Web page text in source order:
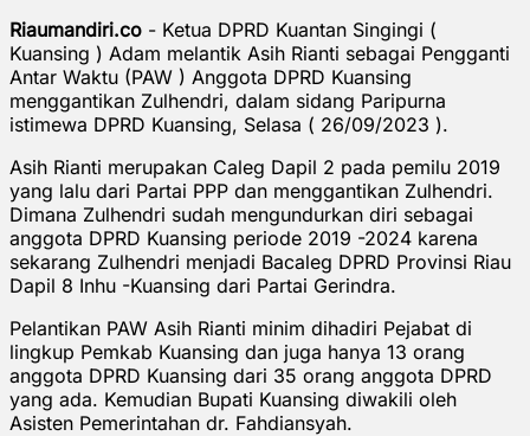
Riaumandiri.co - Ketua DPRD Kuantan Singingi (
Kuansing ) Adam melantik Asih Rianti sebagai Pengganti
Antar Waktu (PAW ) Anggota DPRD Kuansing
menggantikan Zulhendri, dalam sidang Paripurna
istimewa DPRD Kuansing, Selasa ( 26/09/2023 ).
Asih Rianti merupakan Caleg Dapil 2 pada pemilu 2019
yang lalu dari Partai PPP dan menggantikan Zulhendri.
Dimana Zulhendri sudah mengundurkan diri sebagai
anggota DPRD Kuansing periode 2019 -2024 karena
sekarang Zulhendri menjadi Bacaleg DPRD Provinsi Riau
Dapil 8 Inhu -Kuansing dari Partai Gerindra.
Pelantikan PAW Asih Rianti minim dihadiri Pejabat di
lingkup Pemkab Kuansing dan juga hanya 13 orang
anggota DPRD Kuansing dari 35 orang anggota DPRD
yang ada. Kemudian Bupati Kuansing diwakili oleh
Asisten Pemerintahan dr. Fahdiansyah.